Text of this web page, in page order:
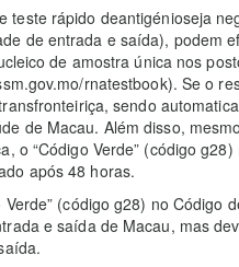
teste rápido deantigénioseja
de entrada e saída), podem
de amostra única nos
rnatestbook). Se o
sendo
de Macau. Além disso,
o “Código Verde” (código
após 48 horas.
(código g28) no Código
e saída de Macau, mas